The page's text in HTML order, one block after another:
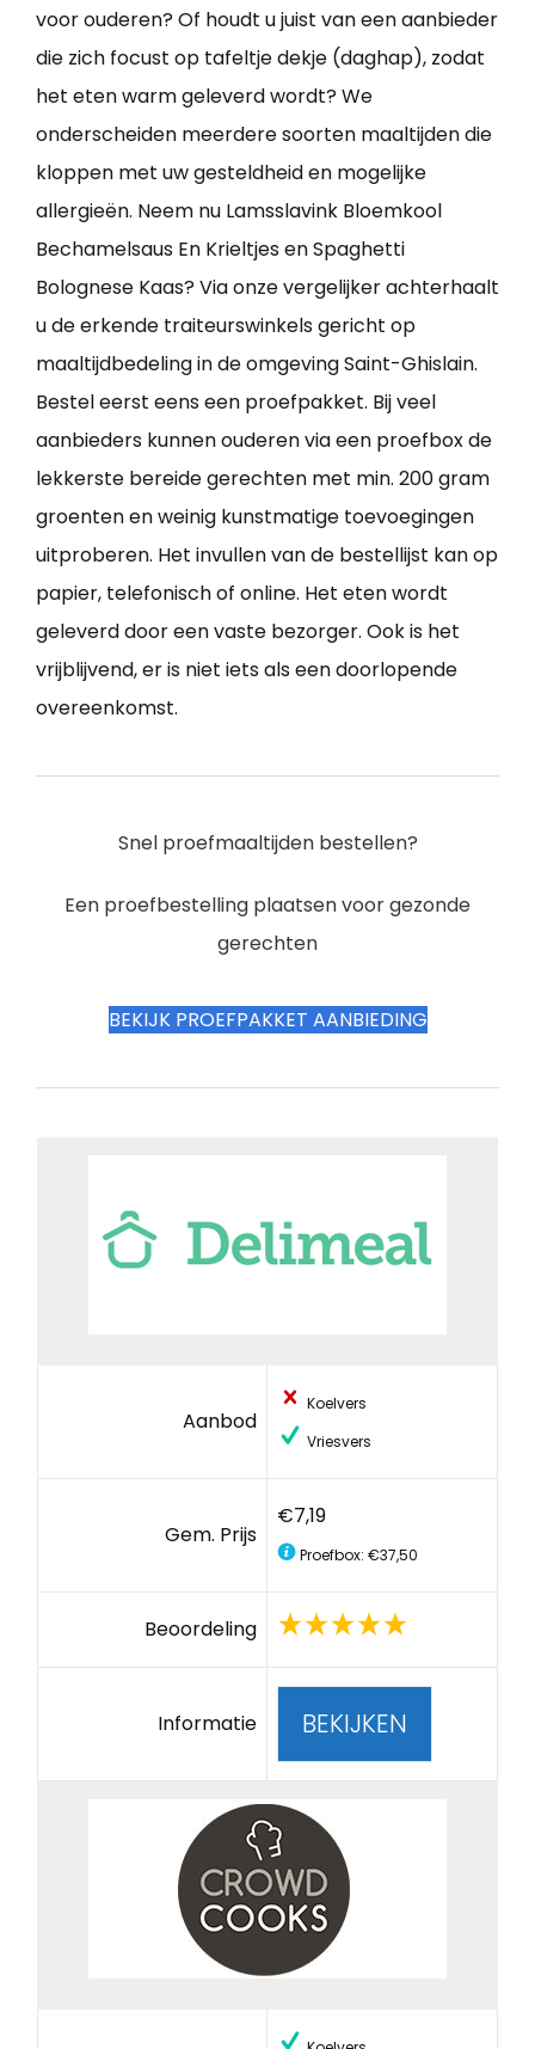
voor ouderen? Of houdt u juist van een aanbieder
die zich focust op tafeltje dekje (daghap), zodat
het eten warm geleverd wordt? We
onderscheiden meerdere soorten maaltijden die
kloppen met uw gesteldheid en mogelijke
allergieën. Neem nu Lamsslavink Bloemkool
Bechamelsaus En Krieltjes en Spaghetti
Bolognese Kaas? Via onze vergelijker achterhaalt
u de erkende traiteurswinkels gericht op
maaltijdbedeling in de omgeving Saint-Ghislain.
Bestel eerst eens een proefpakket. Bij veel
aanbieders kunnen ouderen via een proefbox de
lekkerste bereide gerechten met min. 200 gram
groenten en weinig kunstmatige toevoegingen
uitproberen. Het invullen van de bestellijst kan op
papier, telefonisch of online. Het eten wordt
geleverd door een vaste bezorger. Ook is het
vrijblijvend, er is niet iets als een doorlopende
overeenkomst.
Snel proefmaaltijden bestellen?
Een proefbestelling plaatsen voor gezonde
gerechten
BEKIJK PROEFPAKKET AANBIEDING
Aanbod
Koelvers
Vriesvers
Gem. Prijs
€7,19
Proefbox: €37,50
Beoordeling
Informatie BEKIJKEN